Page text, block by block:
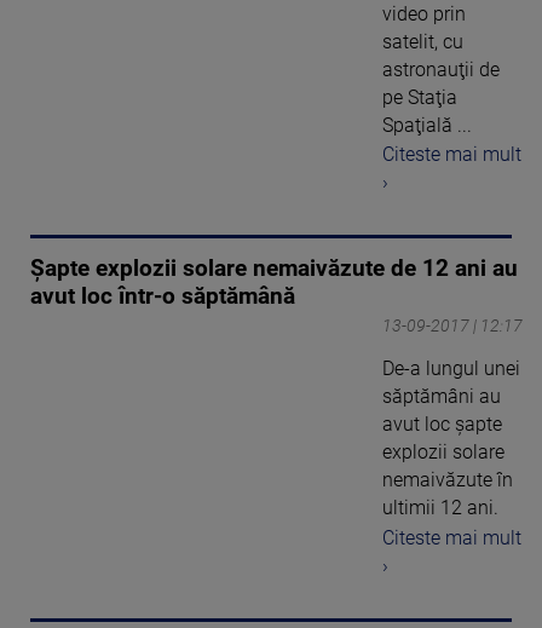
video prin
satelit, cu
astronauţii de
pe Staţia
Spaţială ...
Citeste mai mult
›
Șapte explozii solare nemaivăzute de 12 ani au
avut loc într-o săptămână
13-09-2017 | 12:17
De-a lungul unei
săptămâni au
avut loc şapte
explozii solare
nemaivăzute în
ultimii 12 ani.
Citeste mai mult
›